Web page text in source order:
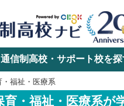
通信制高校・サポート校を探
・福祉・医療系
育・福祉・医療系が